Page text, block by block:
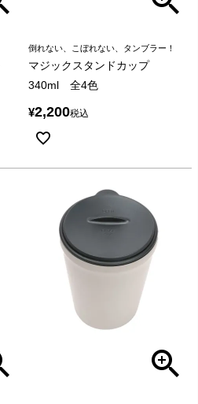
倒れない、こぼれない、タンブラー！
マジックスタンドカップ
340ml 全4色
¥2,200税込